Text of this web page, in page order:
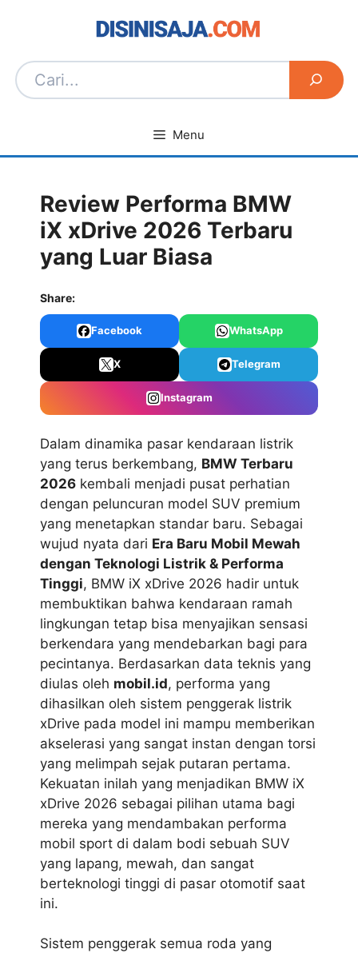
Menu
Review Performa BMW
iX xDrive 2026 Terbaru
yang Luar Biasa
Share:
Facebook WhatsApp
X Telegram
Instagram
Dalam dinamika pasar kendaraan listrik
yang terus berkembang, BMW Terbaru
2026 kembali menjadi pusat perhatian
dengan peluncuran model SUV premium
yang menetapkan standar baru. Sebagai
wujud nyata dari Era Baru Mobil Mewah
dengan Teknologi Listrik & Performa
Tinggi, BMW iX xDrive 2026 hadir untuk
membuktikan bahwa kendaraan ramah
lingkungan tetap bisa menyajikan sensasi
berkendara yang mendebarkan bagi para
pecintanya. Berdasarkan data teknis yang
diulas oleh mobil.id, performa yang
dihasilkan oleh sistem penggerak listrik
xDrive pada model ini mampu memberikan
akselerasi yang sangat instan dengan torsi
yang melimpah sejak putaran pertama.
Kekuatan inilah yang menjadikan BMW iX
xDrive 2026 sebagai pilihan utama bagi
mereka yang mendambakan performa
mobil sport di dalam bodi sebuah SUV
yang lapang, mewah, dan sangat
berteknologi tinggi di pasar otomotif saat
ini.
Sistem penggerak semua roda yang